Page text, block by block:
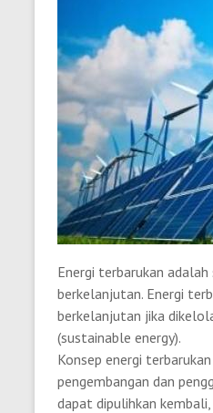
Energi terbarukan
berkelanjutan. Energi
berkelanjutan jika
(sustainable energy).
Konsep energi
pengembangan dan
dapat dipulihkan